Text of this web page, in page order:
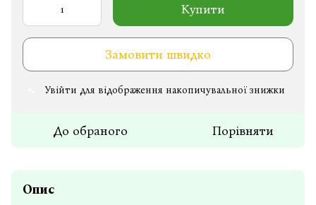
Купити
Замовити швидко
Увійти для відображення накопичувальної знижки
До обраного Порівняти
Опис